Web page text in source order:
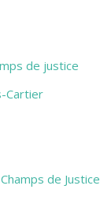
de justice
Cartier
de Justice